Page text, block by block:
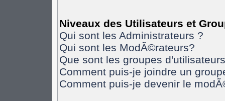
Niveaux des Utilisateurs et
Qui sont les Administrateurs ?
Qui sont les ModÃ©rateurs?
Que sont les groupes
Comment puis-je joindre un
Comment puis-je devenir le